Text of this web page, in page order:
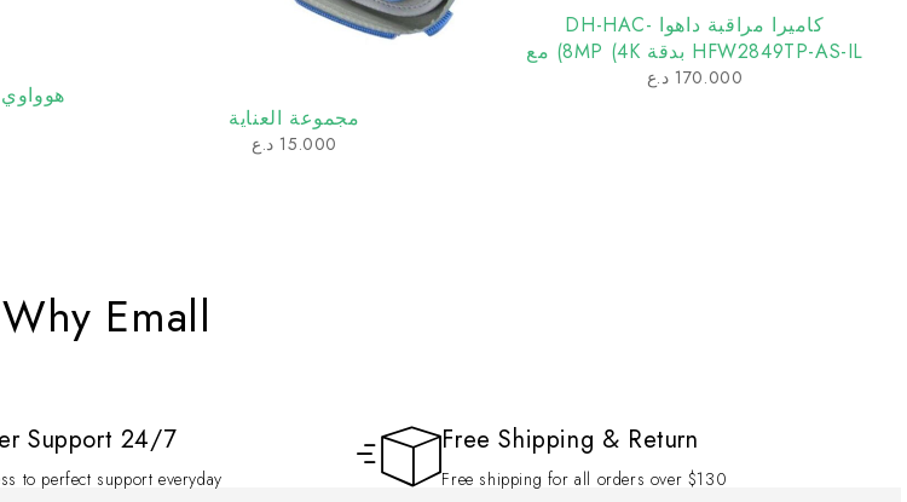
كاميرا مراقبة داهوا DH-HAC-
HFW2849TP-AS-IL بدقة 8MP (4K) مع
Smart Dual Light ومايك مدمج
170.000 د.ع
مجموعة العناية
15.000 د.ع
Why Emall?
Free Shipping & Return
Free shipping for all orders over $130
Support 24/7
to perfect support everyday